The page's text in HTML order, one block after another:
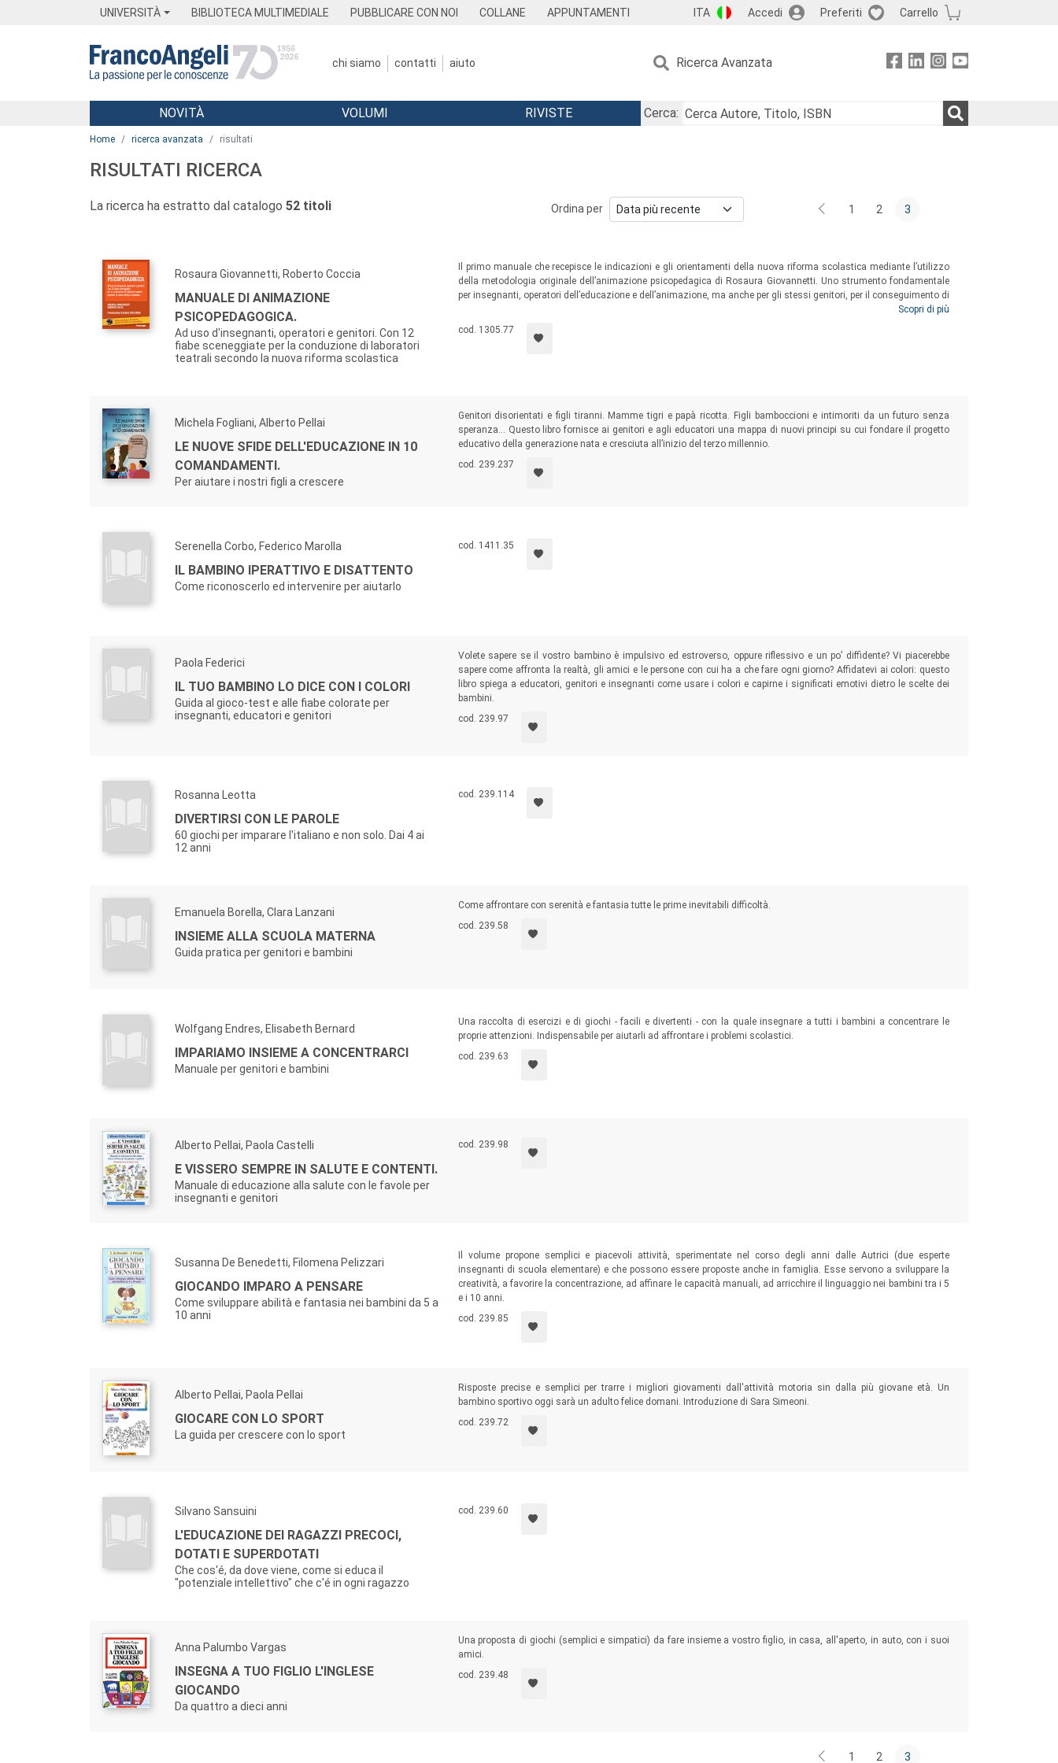
UNIVERSITÀ BIBLIOTECA MULTIMEDIALE PUBBLICARE CON NOI COLLANE APPUNTAMENTI ITA Accedi Preferiti Carrello
chi siamo contatti aiuto Ricerca Avanzata
Menu
NOVITÀ VOLUMI RIVISTE
Cerca:
Home ricerca avanzata risultati
RISULTATI RICERCA
La ricerca ha estratto dal catalogo 52 titoli Ordina per 1 2 3
Rosaura Giovannetti, Roberto Coccia
MANUALE DI ANIMAZIONE
PSICOPEDAGOGICA.
Ad uso d'insegnanti, operatori e genitori. Con 12
fiabe sceneggiate per la conduzione di laboratori
teatrali secondo la nuova riforma scolastica
Il primo manuale che recepisce le indicazioni e gli orientamenti della nuova riforma scolastica mediante l’utilizzo
della metodologia originale dell’animazione psicopedagica di Rosaura Giovannetti. Uno strumento fondamentale
per insegnanti, operatori dell’educazione e dell’animazione, ma anche per gli stessi genitori, per il conseguimento di
obiettivi sia didattici sia socio-affettivi tesi al raggiungimento dello sviluppo del sé e delle capacità di convivenza
civile.
Scopri di più
cod. 1305.77
Michela Fogliani, Alberto Pellai
LE NUOVE SFIDE DELL'EDUCAZIONE IN 10
COMANDAMENTI.
Per aiutare i nostri figli a crescere
Genitori disorientati e figli tiranni. Mamme tigri e papà ricotta. Figli bamboccioni e intimoriti da un futuro senza
speranza… Questo libro fornisce ai genitori e agli educatori una mappa di nuovi principi su cui fondare il progetto
educativo della generazione nata e cresciuta all’inizio del terzo millennio.
cod. 239.237
Serenella Corbo, Federico Marolla
IL BAMBINO IPERATTIVO E DISATTENTO
Come riconoscerlo ed intervenire per aiutarlo
cod. 1411.35
Paola Federici
IL TUO BAMBINO LO DICE CON I COLORI
Guida al gioco-test e alle fiabe colorate per
insegnanti, educatori e genitori
Volete sapere se il vostro bambino è impulsivo ed estroverso, oppure riflessivo e un po’ diffidente? Vi piacerebbe
sapere come affronta la realtà, gli amici e le persone con cui ha a che fare ogni giorno? Affidatevi ai colori: questo
libro spiega a educatori, genitori e insegnanti come usare i colori e capirne i significati emotivi dietro le scelte dei
bambini.
cod. 239.97
Rosanna Leotta
DIVERTIRSI CON LE PAROLE
60 giochi per imparare l'italiano e non solo. Dai 4 ai
12 anni
cod. 239.114
Emanuela Borella, Clara Lanzani
INSIEME ALLA SCUOLA MATERNA
Guida pratica per genitori e bambini
Come affrontare con serenità e fantasia tutte le prime inevitabili difficoltà.
cod. 239.58
Wolfgang Endres, Elisabeth Bernard
IMPARIAMO INSIEME A CONCENTRARCI
Manuale per genitori e bambini
Una raccolta di esercizi e di giochi - facili e divertenti - con la quale insegnare a tutti i bambini a concentrare le
proprie attenzioni. Indispensabile per aiutarli ad affrontare i problemi scolastici.
cod. 239.63
Alberto Pellai, Paola Castelli
E VISSERO SEMPRE IN SALUTE E CONTENTI.
Manuale di educazione alla salute con le favole per
insegnanti e genitori
cod. 239.98
Susanna De Benedetti, Filomena Pelizzari
GIOCANDO IMPARO A PENSARE
Come sviluppare abilità e fantasia nei bambini da 5 a
10 anni
Il volume propone semplici e piacevoli attività, sperimentate nel corso degli anni dalle Autrici (due esperte
insegnanti di scuola elementare) e che possono essere proposte anche in famiglia. Esse servono a sviluppare la
creatività, a favorire la concentrazione, ad affinare le capacità manuali, ad arricchire il linguaggio nei bambini tra i 5
e i 10 anni.
cod. 239.85
Alberto Pellai, Paola Pellai
GIOCARE CON LO SPORT
La guida per crescere con lo sport
Risposte precise e semplici per trarre i migliori giovamenti dall'attività motoria sin dalla più giovane età. Un
bambino sportivo oggi sarà un adulto felice domani. Introduzione di Sara Simeoni.
cod. 239.72
Silvano Sansuini
L'EDUCAZIONE DEI RAGAZZI PRECOCI,
DOTATI E SUPERDOTATI
Che cos'é, da dove viene, come si educa il
"potenziale intellettivo" che c'é in ogni ragazzo
cod. 239.60
Anna Palumbo Vargas
INSEGNA A TUO FIGLIO L'INGLESE
GIOCANDO
Da quattro a dieci anni
Una proposta di giochi (semplici e simpatici) da fare insieme a vostro figlio, in casa, all'aperto, in auto, con i suoi
amici.
cod. 239.48
1 2 3